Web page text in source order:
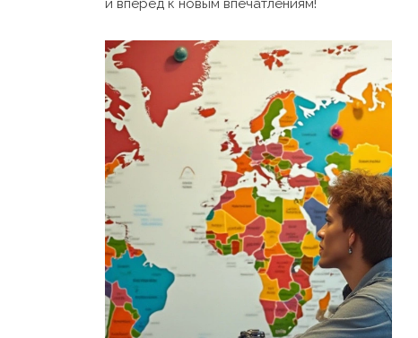
и вперед к новым впечатлениям!